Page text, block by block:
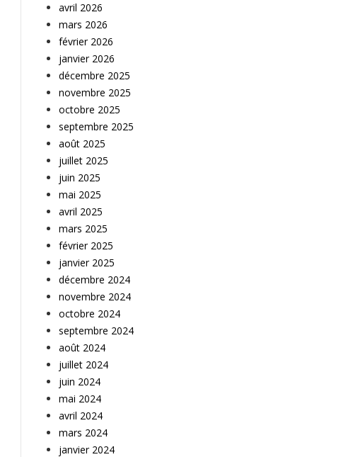
avril 2026
mars 2026
février 2026
janvier 2026
décembre 2025
novembre 2025
octobre 2025
septembre 2025
août 2025
juillet 2025
juin 2025
mai 2025
avril 2025
mars 2025
février 2025
janvier 2025
décembre 2024
novembre 2024
octobre 2024
septembre 2024
août 2024
juillet 2024
juin 2024
mai 2024
avril 2024
mars 2024
janvier 2024